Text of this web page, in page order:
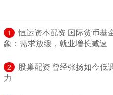
1
恒运资本配资 国际货币基
象：需求放缓，就业增长减速
2
股巢配资 曾经张扬如今低
力